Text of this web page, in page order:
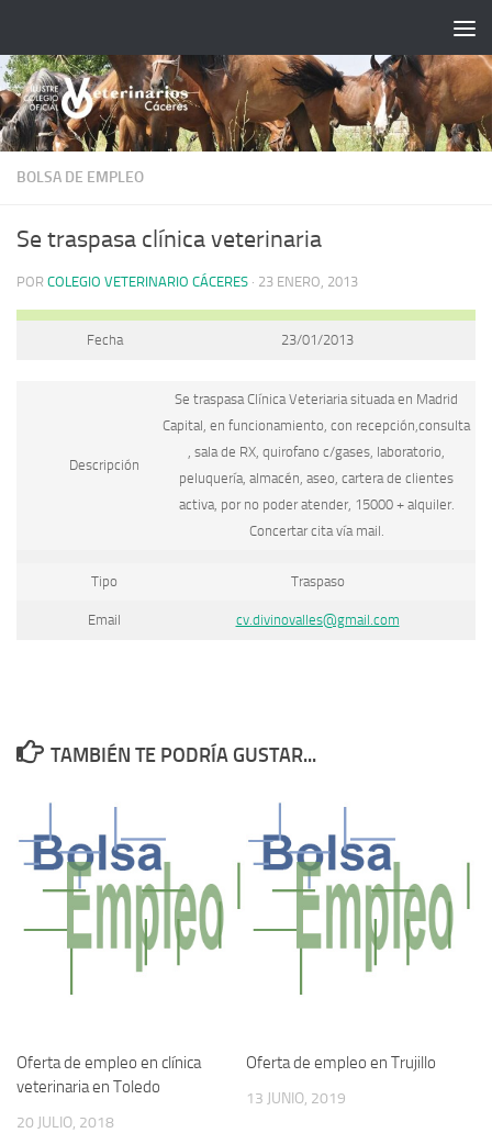
BOLSA DE EMPLEO
Se traspasa clínica veterinaria
POR COLEGIO VETERINARIO CÁCERES · 23 ENERO, 2013
Fecha 23/01/2013
Descripción
Se traspasa Clínica Veteriaria situada en Madrid
Capital, en funcionamiento, con recepción,consulta
, sala de RX, quirofano c/gases, laboratorio,
peluquería, almacén, aseo, cartera de clientes
activa, por no poder atender, 15000 + alquiler.
Concertar cita vía mail.
Tipo Traspaso
Email cv.divinovalles@gmail.com
TAMBIÉN TE PODRÍA GUSTAR...
Oferta de empleo en clínica
veterinaria en Toledo
20 JULIO, 2018
Oferta de empleo en Trujillo
13 JUNIO, 2019